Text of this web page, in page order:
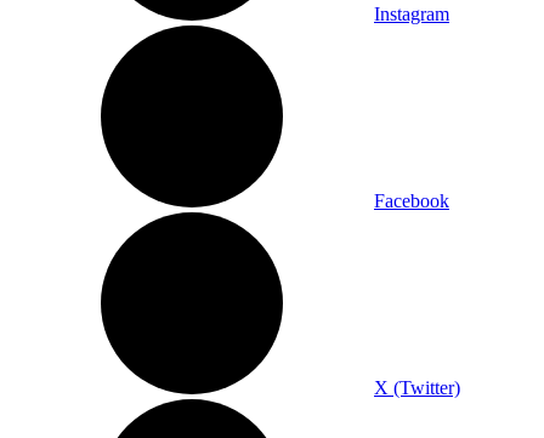
Instagram
Facebook
X (Twitter)